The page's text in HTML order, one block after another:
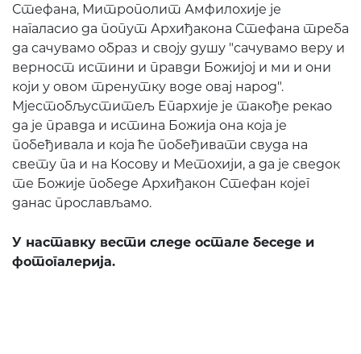
Стефана, Митрополит Амфилохије је
нагаласио да попут Архиђакона Стефана треба
да сачувамо образ и своју душу "сачувамо веру и
верност истини и правди Божијој и ми и они
који у овом тренутку воде овај народ".
Мјестобљуститељ Епархије је такође рекао
да је правда и истина Божија она која је
побеђивала и која ће побеђивати свуда на
свету па и на Косову и Метохији, а да је сведок
те Божије победе Архиђакон Стефан којег
данас прослављамо.
У наставку вести следе остале беседе и
фотогалерија.